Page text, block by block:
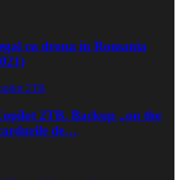
cu drona in Romania
2TB. Backup „on the
de…